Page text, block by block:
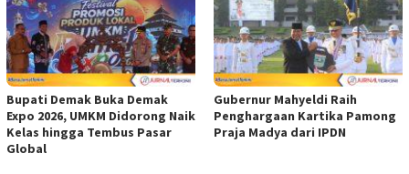
Bupati Demak Buka Demak
Expo 2026, UMKM Didorong Naik
Kelas hingga Tembus Pasar
Global
Gubernur Mahyeldi Raih
Penghargaan Kartika Pamong
Praja Madya dari IPDN